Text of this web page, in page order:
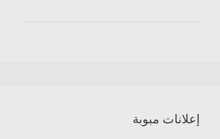
إعلانات مبوبة